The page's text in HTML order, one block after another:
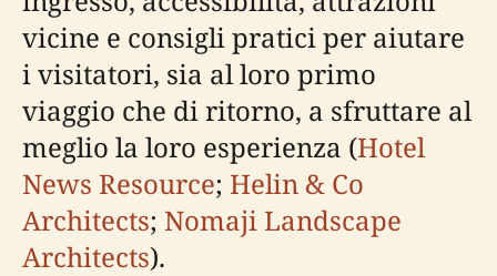
vicine e consigli pratici per aiutare
i visitatori, sia al loro primo
viaggio che di ritorno, a sfruttare al
meglio la loro esperienza (Hotel
News Resource; Helin & Co
Architects; Nomaji Landscape
Architects).